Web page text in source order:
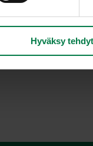
Hyväksy